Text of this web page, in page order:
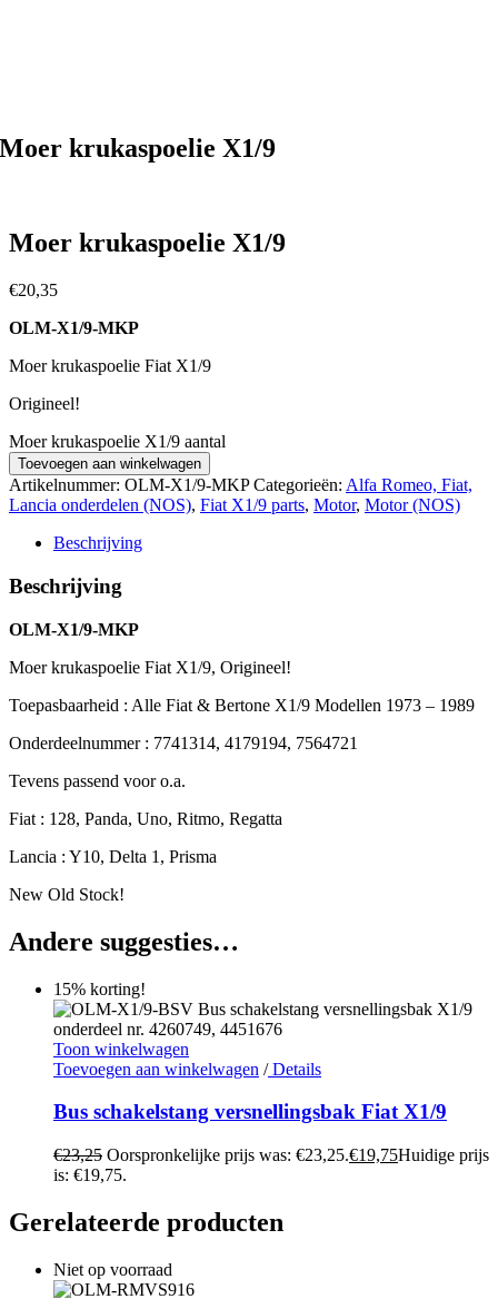
Moer krukaspoelie X1/9
Moer krukaspoelie X1/9
€20,35
OLM-X1/9-MKP
Moer krukaspoelie Fiat X1/9
Origineel!
Moer krukaspoelie X1/9 aantal
Toevoegen aan winkelwagen
Artikelnummer: OLM-X1/9-MKP Categorieën: Alfa Romeo, Fiat,
Lancia onderdelen (NOS), Fiat X1/9 parts, Motor, Motor (NOS)
Beschrijving
Beschrijving
OLM-X1/9-MKP
Moer krukaspoelie Fiat X1/9, Origineel!
Toepasbaarheid : Alle Fiat & Bertone X1/9 Modellen 1973 – 1989
Onderdeelnummer : 7741314, 4179194, 7564721
Tevens passend voor o.a.
Fiat : 128, Panda, Uno, Ritmo, Regatta
Lancia : Y10, Delta 1, Prisma
New Old Stock!
Andere suggesties…
15% korting!
Toon winkelwagen
Toevoegen aan winkelwagen /Details
Bus schakelstang versnellingsbak Fiat X1/9
€23,25 Oorspronkelijke prijs was: €23,25.€19,75Huidige prijs
is: €19,75.
Gerelateerde producten
Niet op voorraad